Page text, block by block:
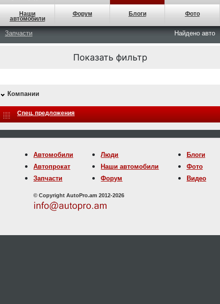
Наши
автомобили
Форум Блоги Фото
Запчасти Найдено авто
Показать фильтр
Компании
Спец. предложения
Автомобили
Автопрокат
Запчасти
Люди
Наши автомобили
Форум
Блоги
Фото
Видео
© Copyright AutoPro.am 2012-2026